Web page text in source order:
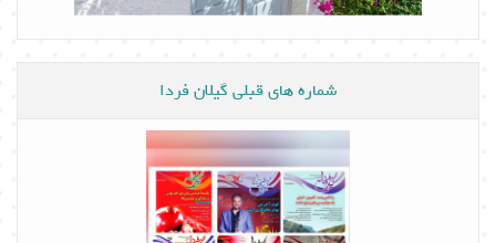
شماره های قبلی گیلان فردا